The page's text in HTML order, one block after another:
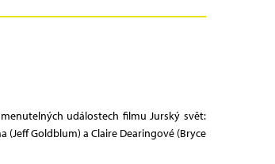
událostech filmu Jurský svět:
Goldblum) a Claire Dearingové (Bryce